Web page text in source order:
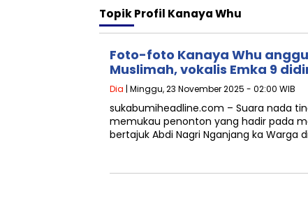
TopikProfil Kanaya Whu
Foto-foto Kanaya Whu
Muslimah, vokalis Emka 9
Dia | Minggu, 23 November 2025 - 02:00 WIB
sukabumiheadline.com – Suara nada
memukau penonton yang hadir pada
bertajuk Abdi Nagri Nganjang ka Warga